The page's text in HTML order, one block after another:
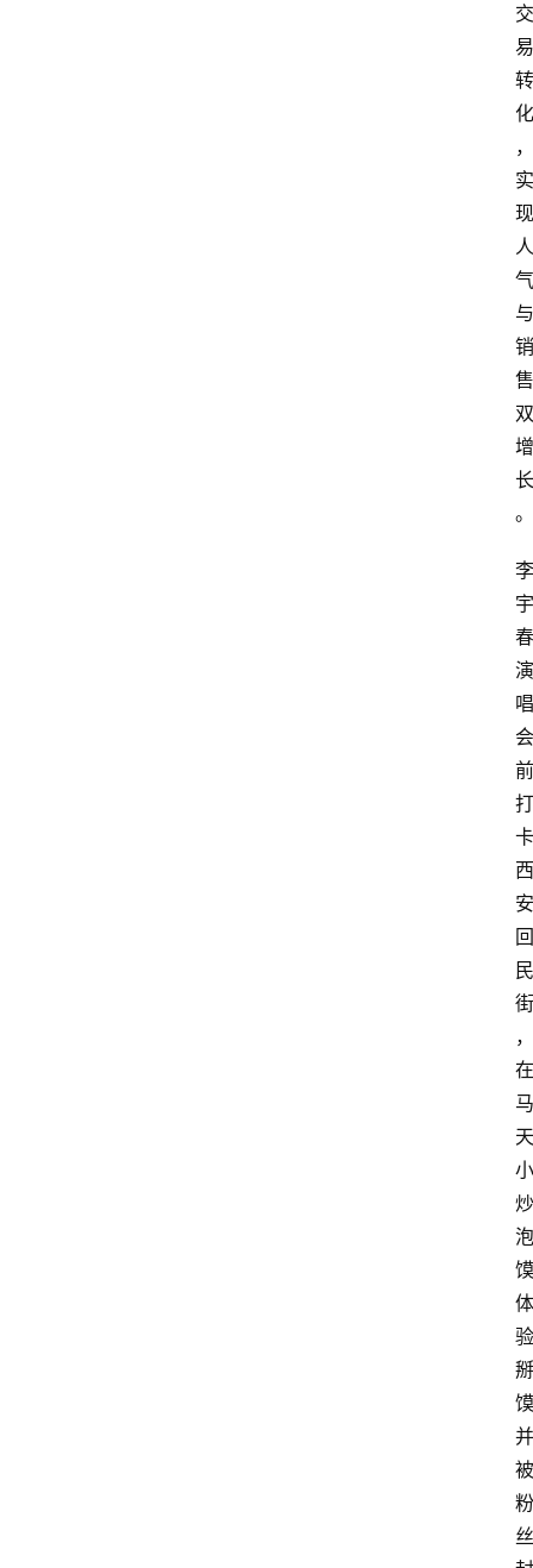
交
易
转
化
，
实
现
人
气
与
销
售
双
增
长
。
李
宇
春
演
唱
会
前
打
卡
西
安
回
民
街
，
在
马
天
小
炒
泡
馍
体
验
掰
馍
并
被
粉
丝